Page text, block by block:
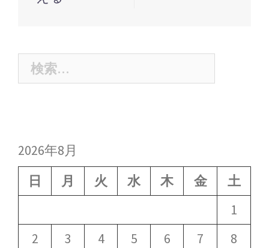
シ
ョ
索:
2026年8月
日
月 火 水 木 金
土
1
2
3 4 5 6 7
8